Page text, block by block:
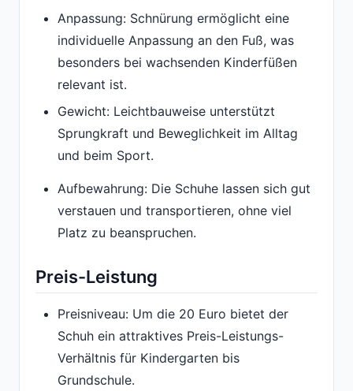
Anpassung: Schnürung ermöglicht eine
individuelle Anpassung an den Fuß, was
besonders bei wachsenden Kinderfüßen
relevant ist.
Gewicht: Leichtbauweise unterstützt
Sprungkraft und Beweglichkeit im Alltag
und beim Sport.
Aufbewahrung: Die Schuhe lassen sich gut
verstauen und transportieren, ohne viel
Platz zu beanspruchen.
Preis-Leistung
Preisniveau: Um die 20 Euro bietet der
Schuh ein attraktives Preis-Leistungs-
Verhältnis für Kindergarten bis
Grundschule.